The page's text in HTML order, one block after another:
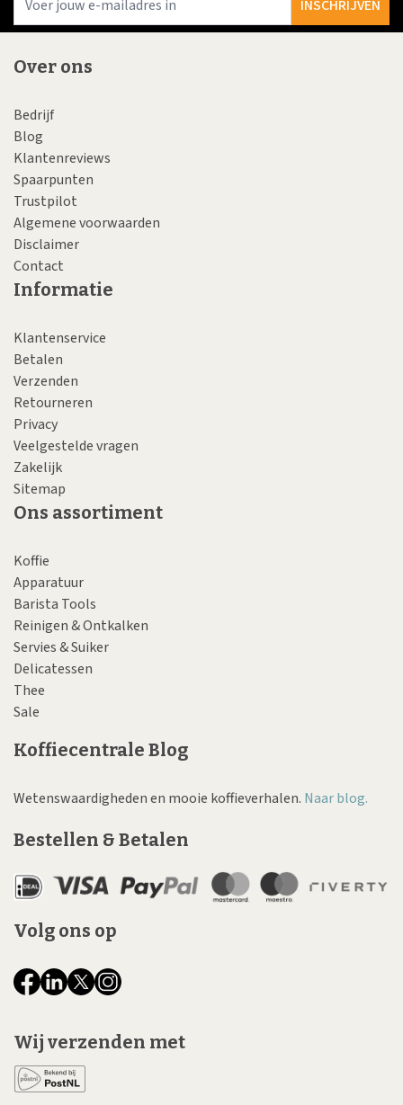
INSCHRIJVEN
Over ons
Bedrijf
Blog
Klantenreviews
Spaarpunten
Trustpilot
Algemene voorwaarden
Disclaimer
Contact
Informatie
Klantenservice
Betalen
Verzenden
Retourneren
Privacy
Veelgestelde vragen
Zakelijk
Sitemap
Ons assortiment
Koffie
Apparatuur
Barista Tools
Reinigen & Ontkalken
Servies & Suiker
Delicatessen
Thee
Sale
Koffiecentrale Blog
Wetenswaardigheden en mooie koffieverhalen. Naar blog.
Bestellen & Betalen
Volg ons op
Wij verzenden met